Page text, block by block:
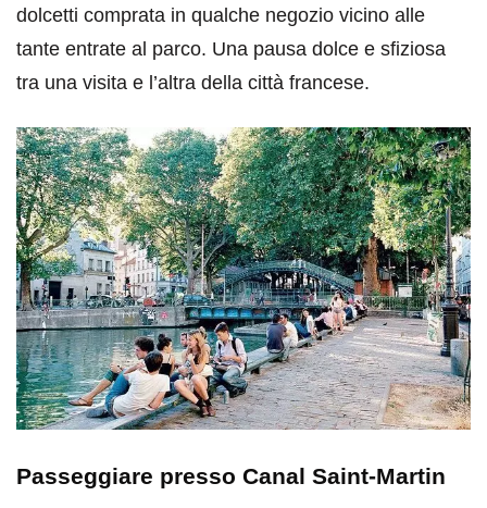
dolcetti comprata in qualche negozio vicino alle
tante entrate al parco. Una pausa dolce e sfiziosa
tra una visita e l’altra della città francese.
Passeggiare presso Canal Saint-Martin